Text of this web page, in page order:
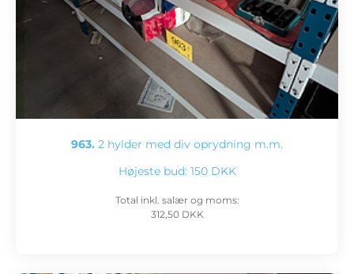
963. 2 hylder med div oprydning m.m.
Højeste bud: 150 DKK
Total inkl. salær og moms:
312,50 DKK